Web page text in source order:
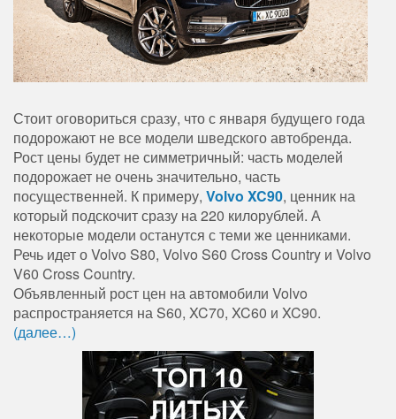
Стоит оговориться сразу, что с января будущего года
подорожают не все модели шведского автобренда.
Рост цены будет не симметричный: часть моделей
подорожает не очень значительно, часть
посущественней. К примеру, Volvo XC90, ценник на
который подскочит сразу на 220 килорублей. А
некоторые модели останутся с теми же ценниками.
Речь идет о Volvo S80, Volvo S60 Cross Country и Volvo
V60 Cross Country.
Объявленный рост цен на автомобили Volvo
распространяется на S60, XC70, XC60 и XC90.
(далее…)